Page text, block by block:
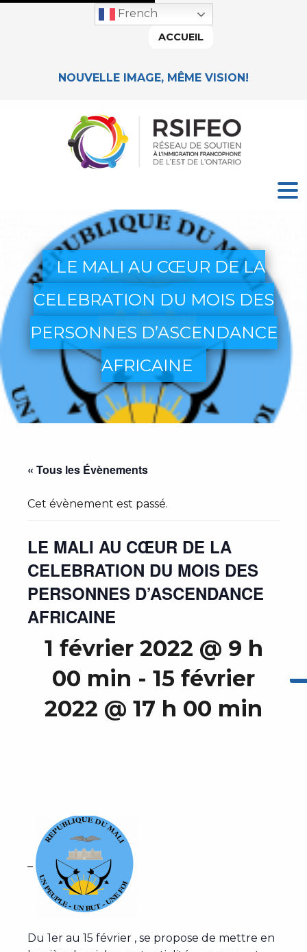
NOUVELLE IMAGE, MÊME VISION!
French
ACCUEIL
LE MALI AU CŒUR DE LA
CELEBRATION DU MOIS DES
PERSONNES D’ASCENDANCE
AFRICAINE
« Tous les Évènements
Cet évènement est passé.
LE MALI AU CŒUR DE LA
CELEBRATION DU MOIS DES
PERSONNES D’ASCENDANCE
AFRICAINE
1 février 2022 @ 9 h
00 min - 15 février
2022 @ 17 h 00 min
–
Du 1er au 15 février , se propose de mettre en